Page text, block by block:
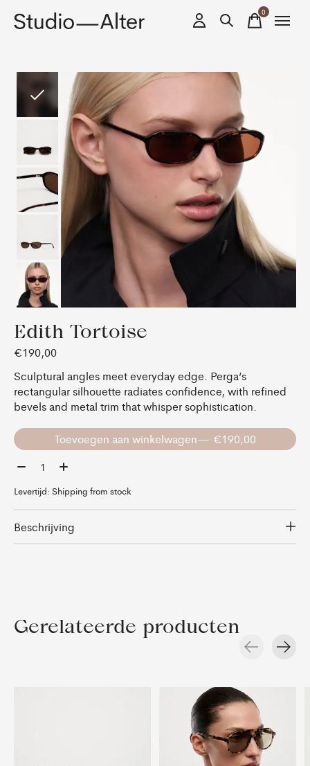
0items
Slideshow Items
Edith Tortoise
€190,00
Sculptural angles meet everyday edge. Perga’s
rectangular silhouette radiates confidence, with refined
bevels and metal trim that whisper sophistication.
Toevoegen aan winkelwagen
— €190,00
Aantal:
Levertijd: Shipping from stock
Beschrijving
Gerelateerde producten